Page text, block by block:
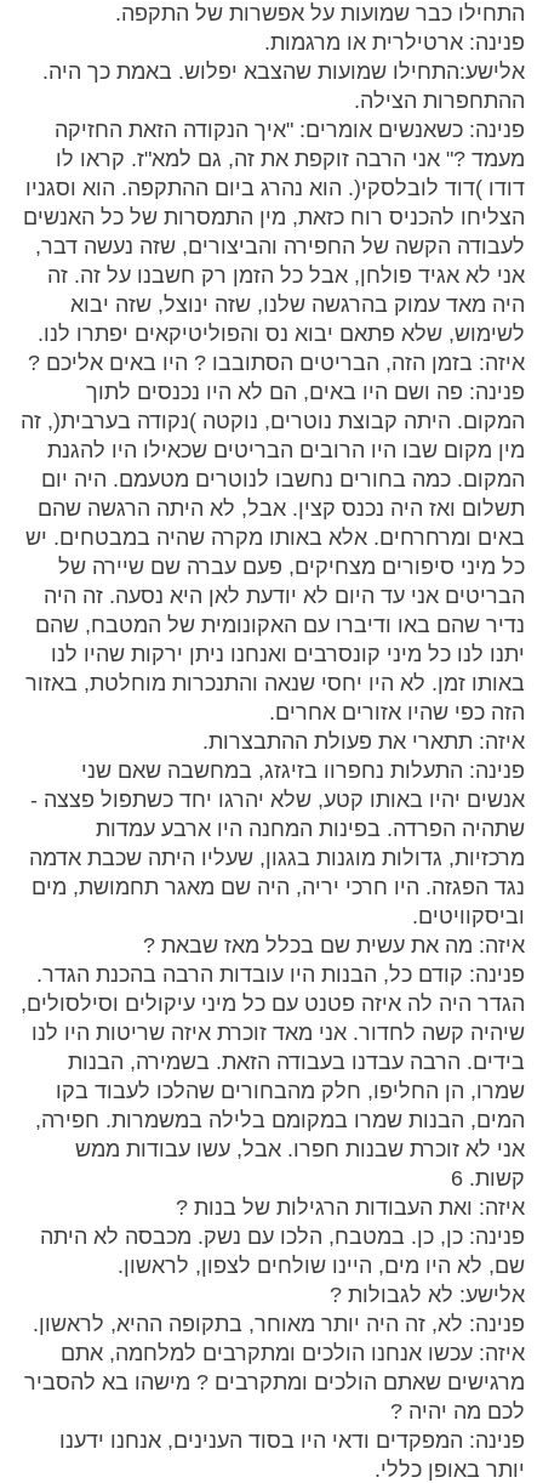
התחילו כבר שמועות על אפשרות של התקפה.
פנינה: ארטילרית או מרגמות.
אלישע:התחילו שמועות שהצבא יפלוש. באמת כך היה.
ההתחפרות הצילה.
פנינה: כשאנשים אומרים: "איך הנקודה הזאת החזיקה
מעמד ?" אני הרבה זוקפת את זה, גם למא"ז. קראו לו
דודו )דוד לובלסקי(. הוא נהרג ביום ההתקפה. הוא וסגניו
הצליחו להכניס רוח כזאת, מין התמסרות של כל האנשים
לעבודה הקשה של החפירה והביצורים, שזה נעשה דבר,
אני לא אגיד פולחן, אבל כל הזמן רק חשבנו על זה. זה
היה מאד עמוק בהרגשה שלנו, שזה ינוצל, שזה יבוא
לשימוש, שלא פתאם יבוא נס והפוליטיקאים יפתרו לנו.
איזה: בזמן הזה, הבריטים הסתובבו ? היו באים אליכם ?
פנינה: פה ושם היו באים, הם לא היו נכנסים לתוך
המקום. היתה קבוצת נוטרים, נוקטה )נקודה בערבית(, זה
מין מקום שבו היו הרובים הבריטים שכאילו היו להגנת
המקום. כמה בחורים נחשבו לנוטרים מטעמם. היה יום
תשלום ואז היה נכנס קצין. אבל, לא היתה הרגשה שהם
באים ומרחרחים. אלא באותו מקרה שהיה במבטחים. יש
כל מיני סיפורים מצחיקים, פעם עברה שם שיירה של
הבריטים אני עד היום לא יודעת לאן היא נסעה. זה היה
נדיר שהם באו ודיברו עם האקונומית של המטבח, שהם
יתנו לנו כל מיני קונסרבים ואנחנו ניתן ירקות שהיו לנו
באותו זמן. לא היו יחסי שנאה והתנכרות מוחלטת, באזור
הזה כפי שהיו אזורים אחרים.
איזה: תתארי את פעולת ההתבצרות.
פנינה: התעלות נחפרוו בזיגזג, במחשבה שאם שני
אנשים יהיו באותו קטע, שלא יהרגו יחד כשתפול פצצה -
שתהיה הפרדה. בפינות המחנה היו ארבע עמדות
מרכזיות, גדולות מוגנות בגגון, שעליו היתה שכבת אדמה
נגד הפגזה. היו חרכי יריה, היה שם מאגר תחמושת, מים
וביסקוויטים.
איזה: מה את עשית שם בכלל מאז שבאת ?
פנינה: קודם כל, הבנות היו עובדות הרבה בהכנת הגדר.
הגדר היה לה איזה פטנט עם כל מיני עיקולים וסילסולים,
שיהיה קשה לחדור. אני מאד זוכרת איזה שריטות היו לנו
בידים. הרבה עבדנו בעבודה הזאת. בשמירה, הבנות
שמרו, הן החליפו, חלק מהבחורים שהלכו לעבוד בקו
המים, הבנות שמרו במקומם בלילה במשמרות. חפירה,
אני לא זוכרת שבנות חפרו. אבל, עשו עבודות ממש
קשות. 6
איזה: ואת העבודות הרגילות של בנות ?
פנינה: כן, כן. במטבח, הלכו עם נשק. מכבסה לא היתה
שם, לא היו מים, היינו שולחים לצפון, לראשון.
אלישע: לא לגבולות ?
פנינה: לא, זה היה יותר מאוחר, בתקופה ההיא, לראשון.
איזה: עכשו אנחנו הולכים ומתקרבים למלחמה, אתם
מרגישים שאתם הולכים ומתקרבים ? מישהו בא להסביר
לכם מה יהיה ?
פנינה: המפקדים ודאי היו בסוד הענינים, אנחנו ידענו
יותר באופן כללי.